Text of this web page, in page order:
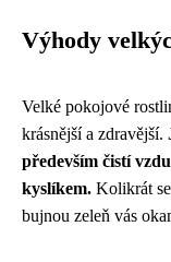
Výhody
Velké pokojové
krásnější a zdravější.
především čistí
kyslíkem. Kolikrát
bujnou zeleň vás